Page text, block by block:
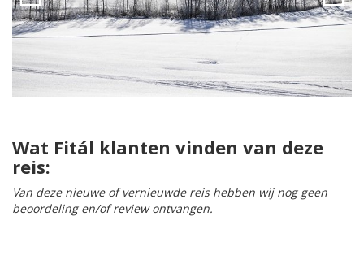
Wat Fitál klanten vinden van deze
reis:
Van deze nieuwe of vernieuwde reis hebben wij nog geen
beoordeling en/of review ontvangen.